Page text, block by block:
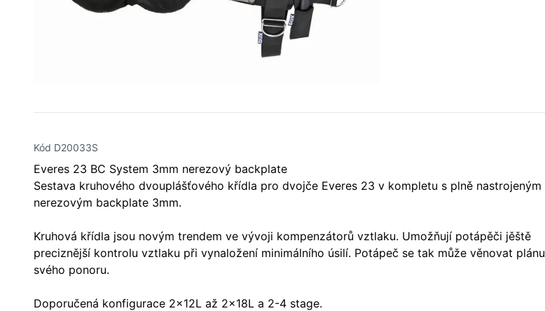
Kód D20033S
Everes 23 BC System 3mm nerezový backplate
Sestava kruhového dvouplášťového křídla pro dvojče Everes 23 v kompletu s plně nastrojeným
nerezovým backplate 3mm.
Kruhová křídla jsou novým trendem ve vývoji kompenzátorů vztlaku. Umožňují potápěči jěště
preciznější kontrolu vztlaku při vynaložení minimálního úsilí. Potápeč se tak může věnovat plánu
svého ponoru.
Doporučená konfigurace 2x12L až 2x18L a 2-4 stage.